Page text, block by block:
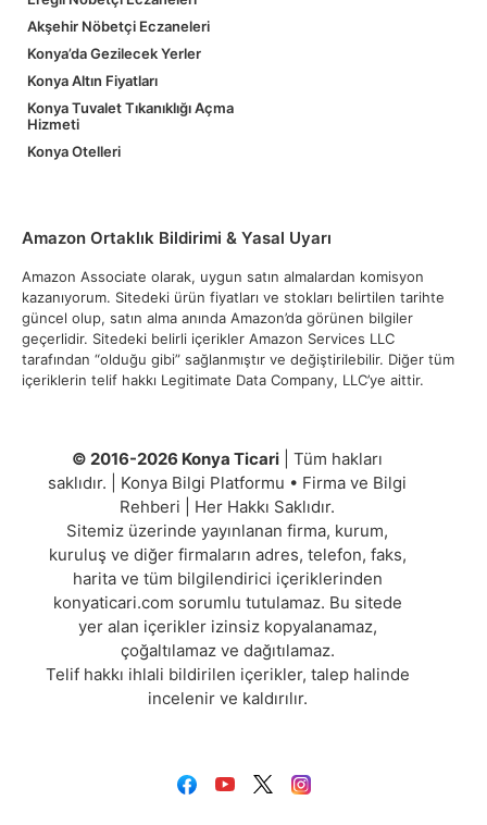
Akşehir Nöbetçi Eczaneleri
Konya’da Gezilecek Yerler
Konya Altın Fiyatları
Konya Tuvalet Tıkanıklığı Açma
Hizmeti
Konya Otelleri
Amazon Ortaklık Bildirimi & Yasal Uyarı
Amazon Associate olarak, uygun satın almalardan komisyon
kazanıyorum. Sitedeki ürün fiyatları ve stokları belirtilen tarihte
güncel olup, satın alma anında Amazon’da görünen bilgiler
geçerlidir. Sitedeki belirli içerikler Amazon Services LLC
tarafından “olduğu gibi” sağlanmıştır ve değiştirilebilir. Diğer tüm
içeriklerin telif hakkı Legitimate Data Company, LLC’ye aittir.
© 2016-2026 Konya Ticari | Tüm hakları
saklıdır. | Konya Bilgi Platformu • Firma ve Bilgi
Rehberi | Her Hakkı Saklıdır.
Sitemiz üzerinde yayınlanan firma, kurum,
kuruluş ve diğer firmaların adres, telefon, faks,
harita ve tüm bilgilendirici içeriklerinden
konyaticari.com sorumlu tutulamaz. Bu sitede
yer alan içerikler izinsiz kopyalanamaz,
çoğaltılamaz ve dağıtılamaz.
Telif hakkı ihlali bildirilen içerikler, talep halinde
incelenir ve kaldırılır.